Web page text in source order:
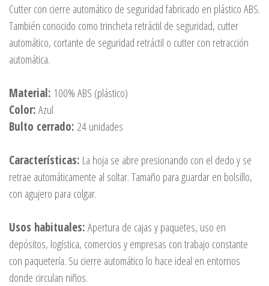
Cutter con cierre automático de seguridad fabricado en plástico ABS.
También conocido como trincheta retráctil de seguridad, cutter
automático, cortante de seguridad retráctil o cutter con retracción
automática.
Material: 100% ABS (plástico)
Color:Azul
Bulto cerrado: 24 unidades
Características: La hoja se abre presionando con el dedo y se
retrae automáticamente al soltar. Tamaño para guardar en bolsillo,
con agujero para colgar.
Usos habituales:Apertura de cajas y paquetes, uso en
depósitos, logística, comercios y empresas con trabajo constante
con paquetería. Su cierre automático lo hace ideal en entornos
donde circulan niños.